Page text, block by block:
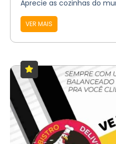
Aprecie as cozinhas do
VER MAIS